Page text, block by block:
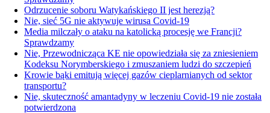
Odrzucenie soboru Watykańskiego II jest herezją?
Nie, sieć 5G nie aktywuje wirusa Covid-19
Media milczały o ataku na katolicką procesję we Francji?
Sprawdzamy
Nie, Przewodnicząca KE nie opowiedziała się za zniesieniem
Kodeksu Norymberskiego i zmuszaniem ludzi do szczepień
Krowie bąki emitują więcej gazów cieplarnianych od sektor
transportu?
Nie, skuteczność amantadyny w leczeniu Covid-19 nie została
potwierdzona